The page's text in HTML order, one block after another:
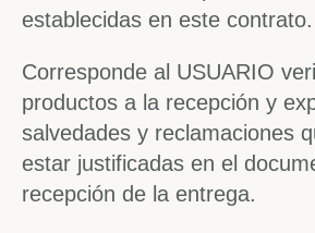
establecidas en este contrato.
Corresponde al USUARIO
productos a la recepción y
salvedades y reclamaciones
estar justificadas en el
recepción de la entrega.